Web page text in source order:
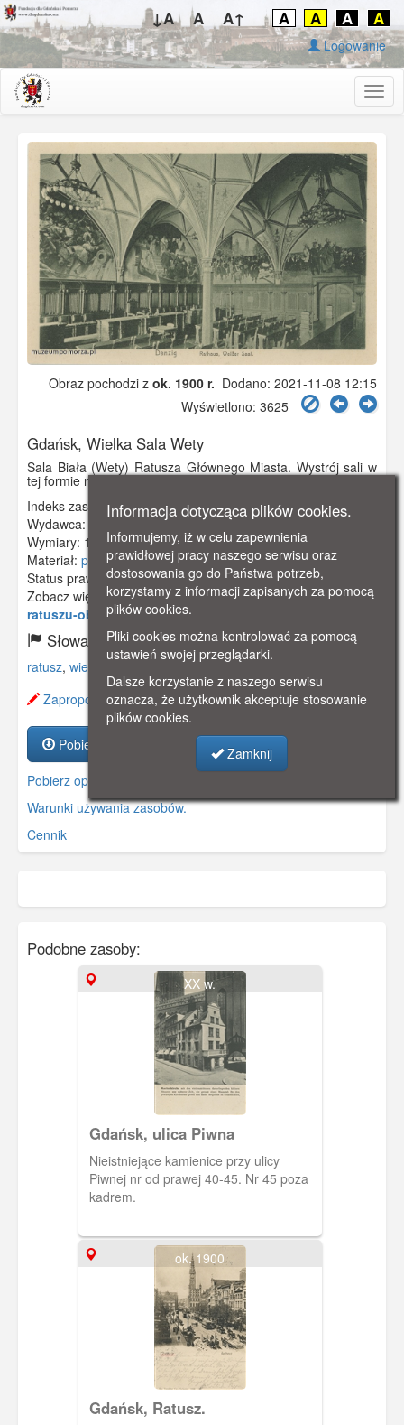
↓A A A↑ A A A A
Logowanie
Obraz pochodzi z ok. 1900 r. Dodano: 2021-11-08 12:15
Wyświetlono: 3625
Gdańsk, Wielka Sala Wety
Sala Biała (Wety) Ratusza Głównego Miasta. Wystrój sali w
tej formie nie przetrwał wojny.
Indeks zasobu:GSP03020
Wydawca:
Karl Altmann, Berlin - Freidenau
Wymiary: 140 x 90 mm
Materiał: pocztówka
Status prawny:Użycie Niekomercyjne
Zobacz więcej:https://www.gdanskstrefa.com/w-
ratuszu-obrazki-gdanskie/
Słowa kluczowe:
ratusz, wielka sala wety biała sala ,obraz
Zaproponuj zmianę opisu.
Pobierz zasób
Pobierz opis
Warunki używania zasobów.
Cennik
Podobne zasoby:
XX w.
Gdańsk, ulica Piwna
Nieistniejące kamienice przy ulicy
Piwnej nr od prawej 40-45. Nr 45 poza
kadrem.
ok. 1900
Gdańsk, Ratusz.
Informacja dotycząca plików cookies.
Informujemy, iż w celu zapewnienia
prawidłowej pracy naszego serwisu oraz
dostosowania go do Państwa potrzeb,
korzystamy z informacji zapisanych za pomocą
plików cookies.
Pliki cookies można kontrolować za pomocą
ustawień swojej przeglądarki.
Dalsze korzystanie z naszego serwisu
oznacza, że użytkownik akceptuje stosowanie
plików cookies.
Zamknij